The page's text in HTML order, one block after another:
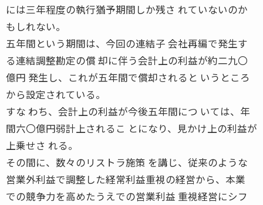
には三年程度の執行猶予期間しか残さ れていないのか
もしれない。
五年間という期間は、今回の連結子 会社再編で発生す
る連結調整勘定の償 却に伴う会計上の利益が約二九〇
億円 発生し、これが五年間で償却されると いうところ
から設定されている。
すな わち、会計上の利益が今後五年間につ いては、年
間六〇億円弱計上されるこ とになり、見かけ上の利益が
上乗せさ れる。
その間に、数々のリストラ施策 を講じ、従来のような
営業外利益で調整した経常利益重視の経営から、本業
での競争力を高めたうえでの営業利益 重視経営にシフ